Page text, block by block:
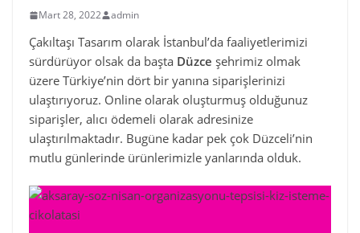
Mart 28, 2022 admin
Çakıltaşı Tasarım olarak İstanbul’da faaliyetlerimizi
sürdürüyor olsak da başta Düzce şehrimiz olmak
üzere Türkiye’nin dört bir yanına siparişlerinizi
ulaştırıyoruz. Online olarak oluşturmuş olduğunuz
siparişler, alıcı ödemeli olarak adresinize
ulaştırılmaktadır. Bugüne kadar pek çok Düzceli’nin
mutlu günlerinde ürünlerimizle yanlarında olduk.